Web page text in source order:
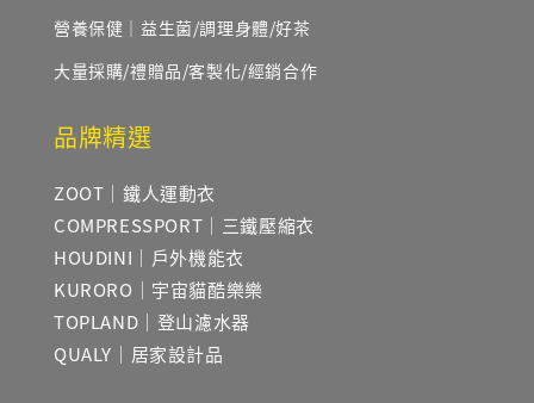
營養保健｜益生菌/調理身體/好茶
大量採購/禮贈品/客製化/經銷合作
品牌精選
ZOOT｜鐵人運動衣
COMPRESSPORT｜三鐵壓縮衣
HOUDINI｜戶外機能衣
KURORO｜宇宙貓酷樂樂
TOPLAND｜登山濾水器
QUALY｜居家設計品